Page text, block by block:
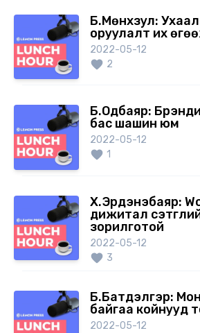
Б.Мөнхзул:
оруулалт их
2022-05-12
2
Б.Одбаяр:
бас шашин юм
2022-05-12
1
Х.Эрдэнэбаяр:
дижитал
зорилготой
2022-05-12
3
Б.Батдэлгэр:
байгаа койнууд
2022-05-12